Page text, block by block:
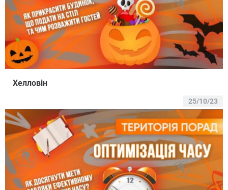
Хелловін
25/10/23